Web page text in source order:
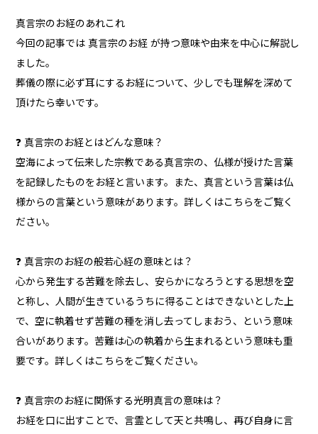
真言宗のお経のあれこれ
今回の記事では 真言宗のお経 が持つ意味や由来を中心に解説し
ました。
葬儀の際に必ず耳にするお経について、少しでも理解を深めて
頂けたら幸いです。
❓ 真言宗のお経とはどんな意味？
空海によって伝来した宗教である真言宗の、仏様が授けた言葉
を記録したものをお経と言います。また、真言という言葉は仏
様からの言葉という意味があります。詳しくはこちらをご覧く
ださい。
❓ 真言宗のお経の般若心経の意味とは？
心から発生する苦難を除去し、安らかになろうとする思想を空
と称し、人間が生きているうちに得ることはできないとした上
で、空に執着せず苦難の種を消し去ってしまおう、という意味
合いがあります。苦難は心の執着から生まれるという意味も重
要です。詳しくはこちらをご覧ください。
❓ 真言宗のお経に関係する光明真言の意味は？
お経を口に出すことで、言霊として天と共鳴し、再び自身に言